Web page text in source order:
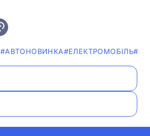
#АВТОНОВИНКА#ЕЛЕКТРОМОБІЛЬ